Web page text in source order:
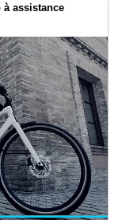
assistance